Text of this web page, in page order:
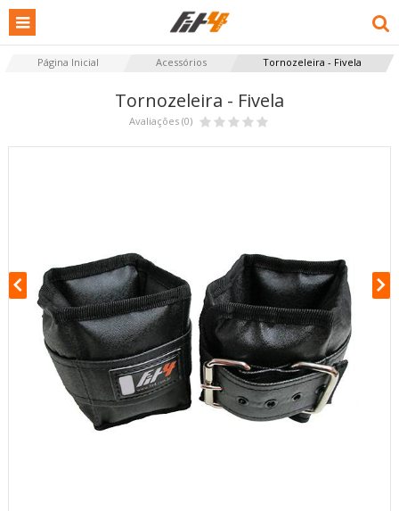
Página Inicial Acessórios Tornozeleira - Fivela
Tornozeleira - Fivela
Avaliações (0)